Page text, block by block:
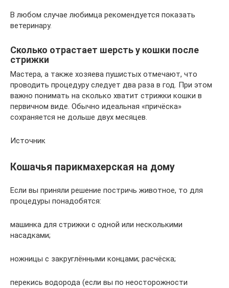
В любом случае любимца рекомендуется показать
ветеринару.
Сколько отрастает шерсть у кошки после
стрижки
Мастера, а также хозяева пушистых отмечают, что
проводить процедуру следует два раза в год. При этом
важно понимать на сколько хватит стрижки кошки в
первичном виде. Обычно идеальная «причёска»
сохраняется не дольше двух месяцев.
Источник
Кошачья парикмахерская на дому
Если вы приняли решение постричь животное, то для
процедуры понадобятся:
машинка для стрижки с одной или несколькими
насадками;
ножницы с закруглёнными концами; расчёска;
перекись водорода (если вы по неосторожности